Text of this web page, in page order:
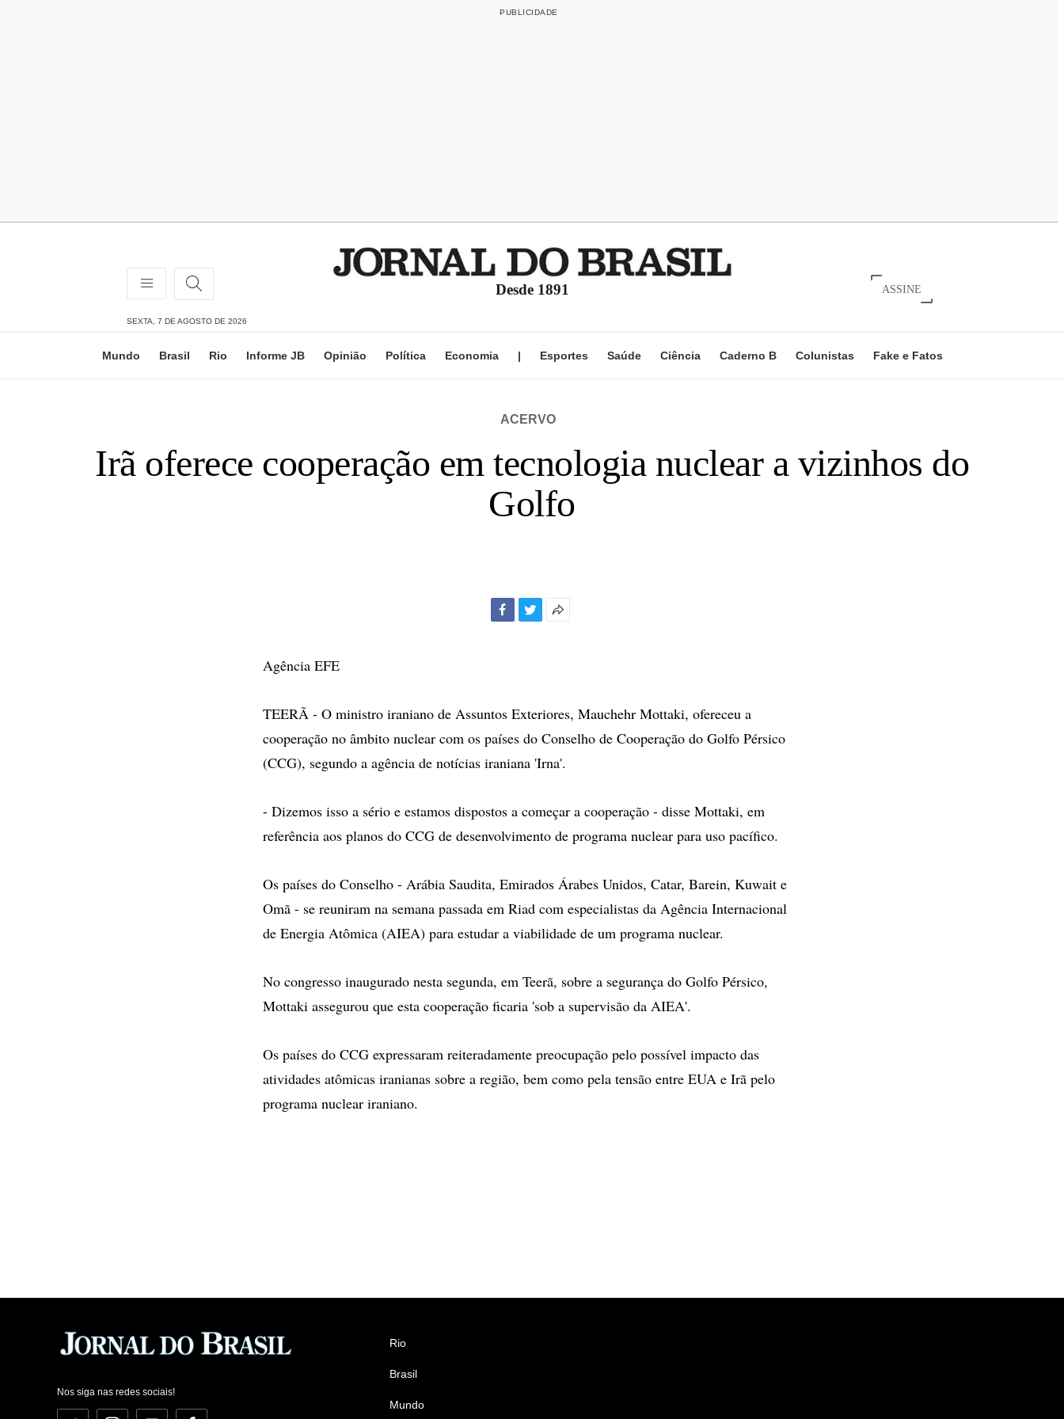
Desde 1891 ASSINE
SEXTA, 7 DE AGOSTO DE 2026
Mundo Brasil Rio Informe JB Opinião Política Economia | Esportes Saúde Ciência Caderno B Colunistas Fake e Fatos
ACERVO
Irã oferece cooperação em tecnologia nuclear a vizinhos do
Golfo
Agência EFE
TEERÃ - O ministro iraniano de Assuntos Exteriores, Mauchehr Mottaki, ofereceu a
cooperação no âmbito nuclear com os países do Conselho de Cooperação do Golfo Pérsico
(CCG), segundo a agência de notícias iraniana 'Irna'.
- Dizemos isso a sério e estamos dispostos a começar a cooperação - disse Mottaki, em
referência aos planos do CCG de desenvolvimento de programa nuclear para uso pacífico.
Os países do Conselho - Arábia Saudita, Emirados Árabes Unidos, Catar, Barein, Kuwait e
Omã - se reuniram na semana passada em Riad com especialistas da Agência Internacional
de Energia Atômica (AIEA) para estudar a viabilidade de um programa nuclear.
No congresso inaugurado nesta segunda, em Teerã, sobre a segurança do Golfo Pérsico,
Mottaki assegurou que esta cooperação ficaria 'sob a supervisão da AIEA'.
Os países do CCG expressaram reiteradamente preocupação pelo possível impacto das
atividades atômicas iranianas sobre a região, bem como pela tensão entre EUA e Irã pelo
programa nuclear iraniano.
Nos siga nas redes sociais!
Rio
Brasil
Mundo